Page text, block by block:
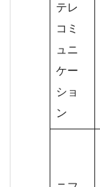
テレ
コミ
ュニ
ケー
ショ
ン